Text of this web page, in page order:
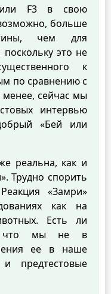
F3 в свою
больше
чем для
это не
к
по сравнению с
менее, сейчас мы
интервью
«Бей или
реальна, как и
Трудно спорить
«Замри»
как на
Есть ли
что мы не в
ее в наше
предтестовые